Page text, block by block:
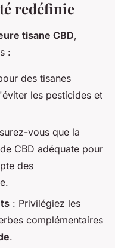
redéfinie
tisane CBD,
:
des tisanes
les pesticides et
vous que la
CBD adéquate pour
des
: Privilégiez les
complémentaires
.